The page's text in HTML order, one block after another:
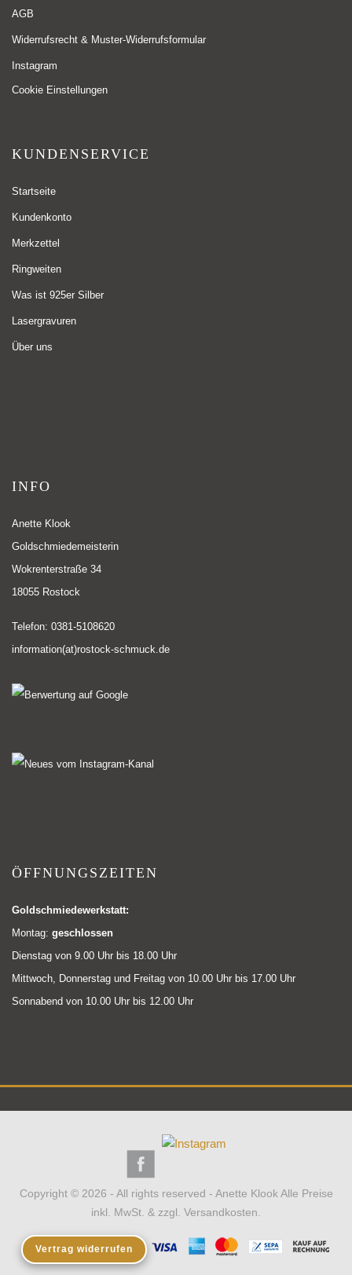
AGB
Widerrufsrecht & Muster-Widerrufsformular
Instagram
Cookie Einstellungen
KUNDENSERVICE
Startseite
Kundenkonto
Merkzettel
Ringweiten
Was ist 925er Silber
Lasergravuren
Über uns
INFO
Anette Klook
Goldschmiedemeisterin
Wokrenterstraße 34
18055 Rostock
Telefon: 0381-5108620
information(at)rostock-schmuck.de
ÖFFNUNGSZEITEN
Goldschmiedewerkstatt:
Montag: geschlossen
Dienstag von 9.00 Uhr bis 18.00 Uhr
Mittwoch, Donnerstag und Freitag von 10.00 Uhr bis 17.00 Uhr
Sonnabend von 10.00 Uhr bis 12.00 Uhr
Vertrag widerrufen
Copyright © 2026 - All rights reserved - Anette KlookAlle Preise
inkl. MwSt. & zzgl. Versandkosten.